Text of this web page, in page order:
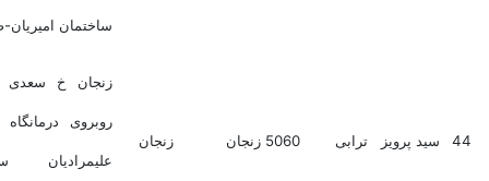
ساختمان امیریان-ط1
سید پرویز ترابی 5060 زنجان
زنجان خ سعدی شمالی
روبروی درمانگاه سوسن
علیمرادیان ساختمان